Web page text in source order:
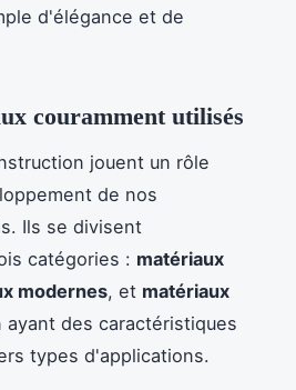
d'élégance et de
couramment utilisés
jouent un rôle
de nos
Ils se divisent
catégories : matériaux
modernes, et matériaux
ayant des caractéristiques
types d'applications.